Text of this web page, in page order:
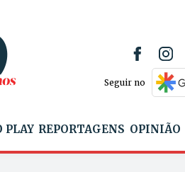
Seguir no
PLAY REPORTAGENS OPINIÃO